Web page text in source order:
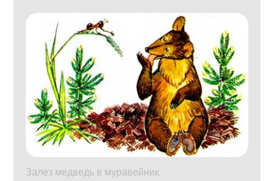
Залез медведь в муравейник.